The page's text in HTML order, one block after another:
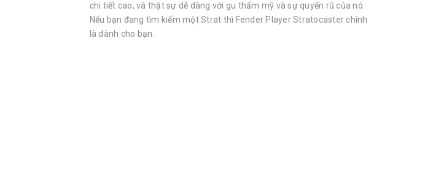
chi tiết cao, và thật sự dễ dàng với gu thẩm mỹ và sự quyến rũ của nó.
Nếu bạn đang tìm kiếm một Strat thì Fender Player Stratocaster chính
là dành cho bạn.